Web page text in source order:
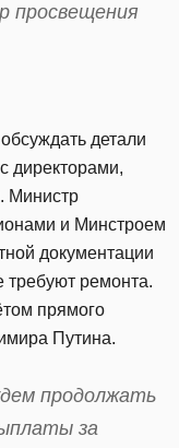
просвещения
детали
директорами,
Министр
и Минстроем
документации
ремонта.
прямого
Путина.
продолжать
за